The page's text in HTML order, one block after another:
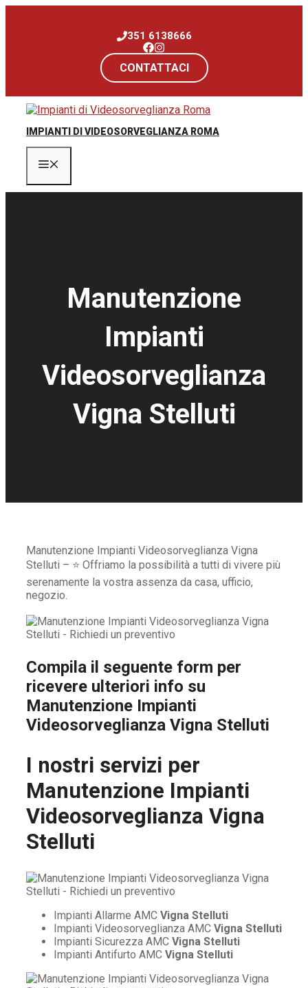
351 6138666
CONTATTACI
IMPIANTI DI VIDEOSORVEGLIANZA ROMA
Manutenzione
Impianti
Videosorveglianza
Vigna Stelluti
Manutenzione Impianti Videosorveglianza Vigna
Stelluti – ⭐ Offriamo la possibilità a tutti di vivere più
serenamente la vostra assenza da casa, ufficio,
negozio.
Compila il seguente form per
ricevere ulteriori info su
Manutenzione Impianti
Videosorveglianza Vigna Stelluti
I nostri servizi per
Manutenzione Impianti
Videosorveglianza Vigna
Stelluti
Impianti Allarme AMC Vigna Stelluti
Impianti Videosorveglianza AMC Vigna Stelluti
Impianti Sicurezza AMC Vigna Stelluti
Impianti Antifurto AMC Vigna Stelluti